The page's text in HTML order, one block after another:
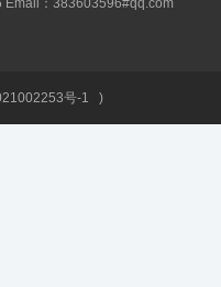
Email：383603596#qq.com
号-1 )